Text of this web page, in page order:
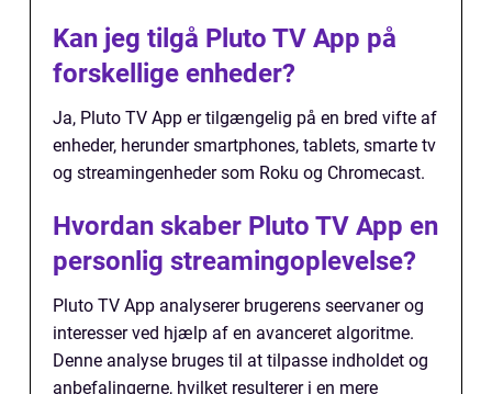
Kan jeg tilgå Pluto TV App på
forskellige enheder?
Ja, Pluto TV App er tilgængelig på en bred vifte af
enheder, herunder smartphones, tablets, smarte tv
og streamingenheder som Roku og Chromecast.
Hvordan skaber Pluto TV App en
personlig streamingoplevelse?
Pluto TV App analyserer brugerens seervaner og
interesser ved hjælp af en avanceret algoritme.
Denne analyse bruges til at tilpasse indholdet og
anbefalingerne, hvilket resulterer i en mere